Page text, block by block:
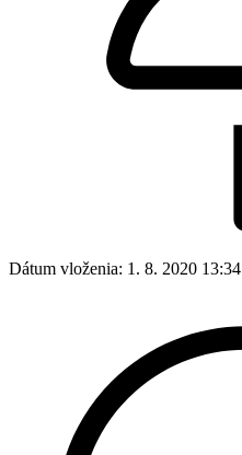
Dátum vloženia: 1. 8. 2020 13:34